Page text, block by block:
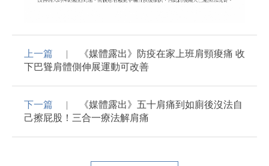
上一篇
《媒體露出》防疫在家上班肩頸痠痛 收
下巴聳肩體側伸展運動可改善
下一篇
《媒體露出》五十肩痛到如廁後沒法自
己擦屁股！三合一療法解肩痛